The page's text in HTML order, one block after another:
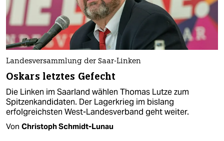
Landesversammlung der Saar-Linken
Oskars letztes Gefecht
Die Linken im Saarland wählen Thomas Lutze zum
Spitzenkandidaten. Der Lagerkrieg im bislang
erfolgreichsten West-Landesverband geht weiter.
Von Christoph Schmidt-Lunau